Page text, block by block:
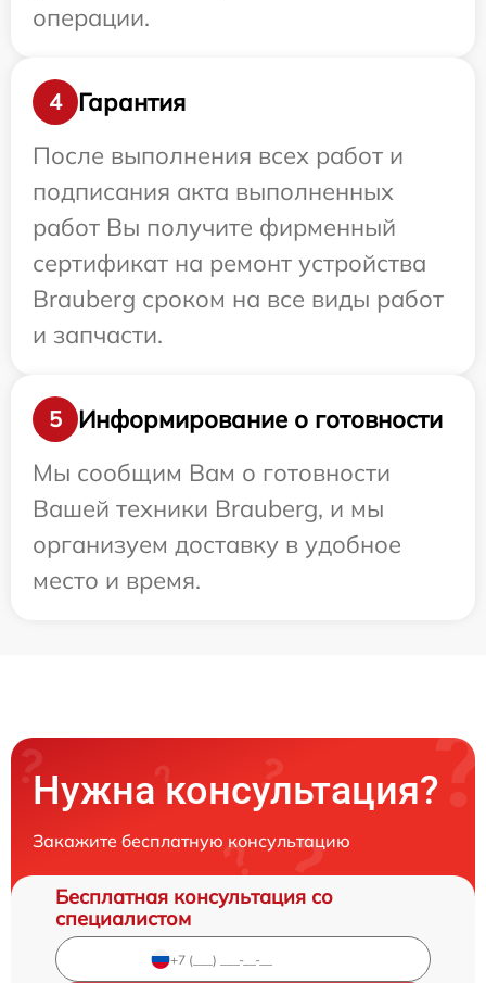
операции.
4
Гарантия
После выполнения всех работ и
подписания акта выполненных
работ Вы получите фирменный
сертификат на ремонт устройства
Brauberg сроком на все виды работ
и запчасти.
5
Информирование о готовности
Мы сообщим Вам о готовности
Вашей техники Brauberg, и мы
организуем доставку в удобное
место и время.
Нужна консультация?
Закажите бесплатную консультацию
Бесплатная консультация со
специалистом